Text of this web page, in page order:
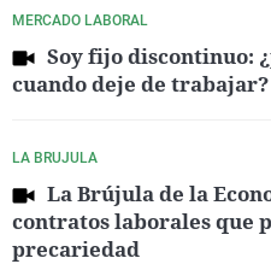
MERCADO LABORAL
Soy fijo discontinuo:
cuando deje de trabajar?
LA BRUJULA
La Brújula de la
contratos laborales que
precariedad